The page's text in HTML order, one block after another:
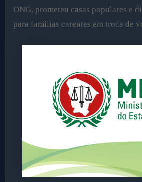
ONG, prometeu casas populares e
para famílias carentes em troca de